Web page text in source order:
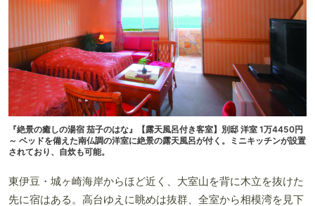
『絶景の癒しの湯宿 茄子のはな』【露天風呂付き客室】別邸 洋室 1万4450円
～ ベッドを備えた南仏調の洋室に絶景の露天風呂が付く。ミニキッチンが設置
されており、自炊も可能。
東伊豆・城ヶ崎海岸からほど近く、大室山を背に木立を抜けた
先に宿はある。高台ゆえに眺めは抜群、全室から相模湾を見下